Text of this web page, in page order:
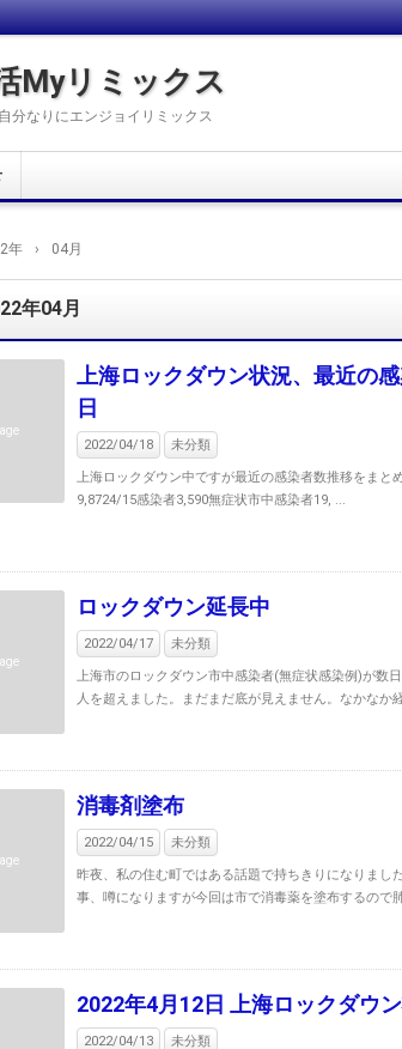
Myリミックス
分なりにエンジョイリミックス
年 › 04月
年04月
上海ロックダウン状況、最近の
日
2022/04/18 未分類
上海ロックダウン中ですが最近の感染者数推移をまと
9,8724/15感染者3,590無症状市中感染者19, ...
ロックダウン延長中
2022/04/17 未分類
上海市のロックダウン市中感染者(無症状感染例)が数
人を超えました。まだまだ底が見えません。なかなか
消毒剤塗布
2022/04/15 未分類
昨夜、私の住む町ではある話題で持ちきりになりまし
事、噂になりますが今回は市で消毒薬を塗布するので
2022年4月12日 上海ロックダウ
2022/04/13 未分類